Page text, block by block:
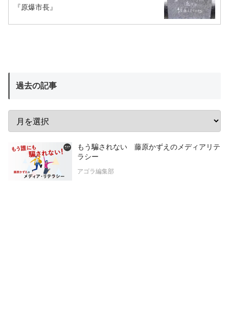
『原爆市長』
過去の記事
もう騙されない 藤原かずえのメディアリテ
ラシー
アゴラ編集部